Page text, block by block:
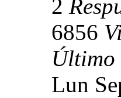
2
6856
Último
Lun